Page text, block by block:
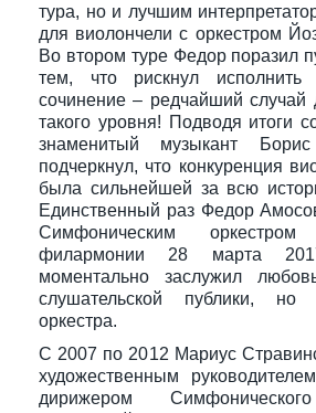
тура, но и лучшим
для виолончели с оркестром
Во втором туре Федор поразил
тем, что рискнул исполнить
сочинение – редчайший случай
такого уровня! Подводя итоги
знаменитый музыкант
подчеркнул, что конкуренция
была сильнейшей за всю
Единственный раз Федор
Симфоническим оркестром
филармонии 28 марта
моментально заслужил
слушательской публики, но
оркестра.
С 2007 по 2012 Мариус
художественным
дирижером